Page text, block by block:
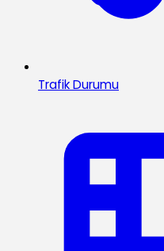
Trafik Durumu